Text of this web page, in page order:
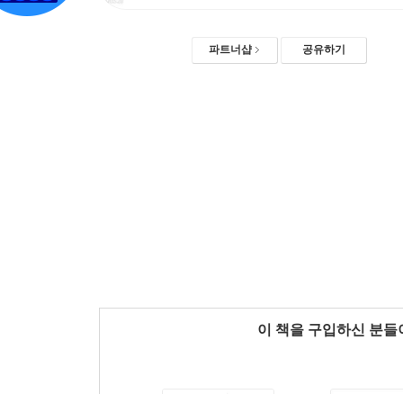
파트너샵 공유하기
이 책을 구입하신 분